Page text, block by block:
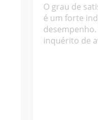
O grau de
é um forte
inquérito de